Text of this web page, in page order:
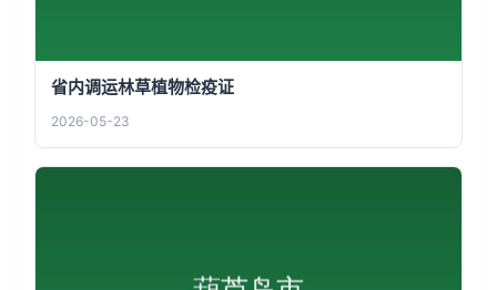
省内调运林草植物检疫证
2026-05-23